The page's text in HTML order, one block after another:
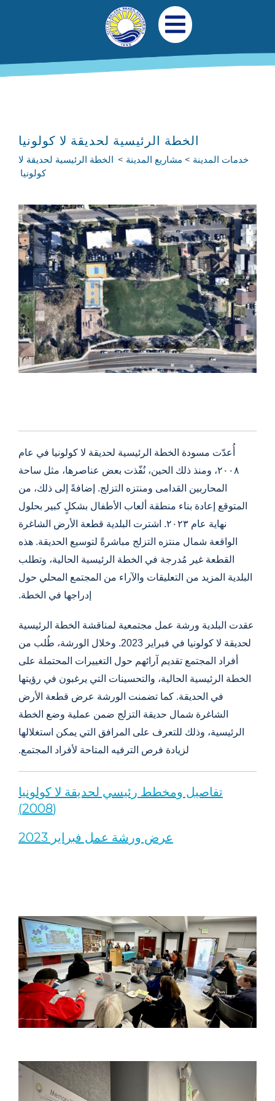
تجاوز إلى المحتوى الرئيسيالتنقل الرئيسي
افتح قائمة الجوال
الخطة الرئيسية لحديقة لا كولونيا
خدمات المدينة مشاريع المدينة
الخطة الرئيسية لحديقة لا
كولونيا
أُعدّت مسودة الخطة الرئيسية لحديقة لا كولونيا في عام
٢٠٠٨، ومنذ ذلك الحين، نُفّذت بعض عناصرها، مثل ساحة
المحاربين القدامى ومنتزه التزلج. إضافةً إلى ذلك، من
المتوقع إعادة بناء منطقة ألعاب الأطفال بشكلٍ كبير بحلول
نهاية عام ٢٠٢٣. اشترت البلدية قطعة الأرض الشاغرة
الواقعة شمال منتزه التزلج مباشرةً لتوسيع الحديقة. هذه
القطعة غير مُدرجة في الخطة الرئيسية الحالية، وتطلب
البلدية المزيد من التعليقات والآراء من المجتمع المحلي حول
إدراجها في الخطة.
عقدت البلدية ورشة عمل مجتمعية لمناقشة الخطة الرئيسية
لحديقة لا كولونيا في فبراير 2023. وخلال الورشة، طُلب من
أفراد المجتمع تقديم آرائهم حول التغييرات المحتملة على
الخطة الرئيسية الحالية، والتحسينات التي يرغبون في رؤيتها
في الحديقة. كما تضمنت الورشة عرض قطعة الأرض
الشاغرة شمال حديقة التزلج ضمن عملية وضع الخطة
الرئيسية، وذلك للتعرف على المرافق التي يمكن استغلالها
لزيادة فرص الترفيه المتاحة لأفراد المجتمع.
تفاصيل ومخطط رئيسي لحديقة لا كولونيا
(2008)
عرض ورشة عمل فبراير 2023